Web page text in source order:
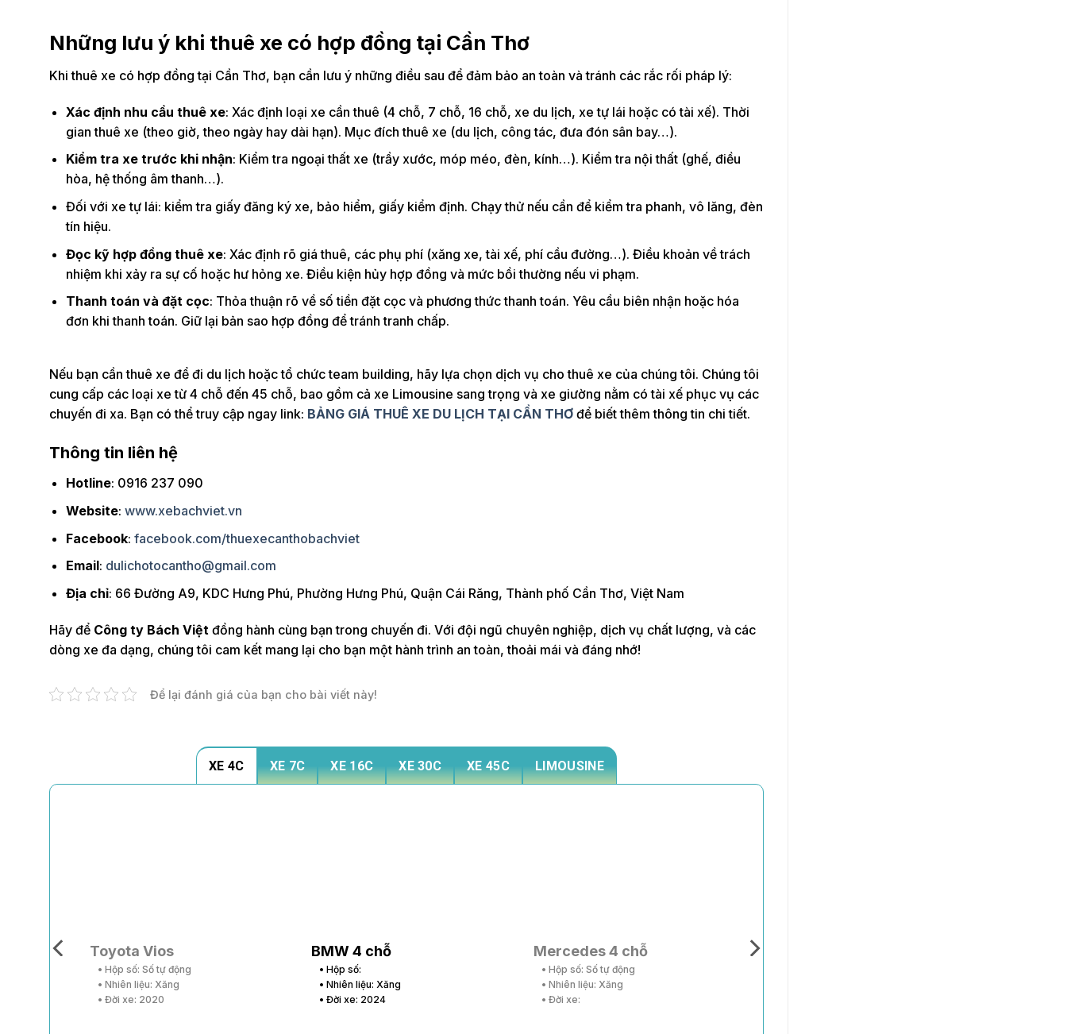
Những lưu ý khi thuê xe có hợp đồng tại Cần Thơ
Khi thuê xe có hợp đồng tại Cần Thơ, bạn cần lưu ý những điều sau để đảm bảo an toàn và tránh các rắc rối pháp lý:
Xác định nhu cầu thuê xe: Xác định loại xe cần thuê (4 chỗ, 7 chỗ, 16 chỗ, xe du lịch, xe tự lái hoặc có tài xế). Thời
gian thuê xe (theo giờ, theo ngày hay dài hạn). Mục đích thuê xe (du lịch, công tác, đưa đón sân bay…).
Kiểm tra xe trước khi nhận: Kiểm tra ngoại thất xe (trầy xước, móp méo, đèn, kính…). Kiểm tra nội thất (ghế, điều
hòa, hệ thống âm thanh…).
Đối với xe tự lái: kiểm tra giấy đăng ký xe, bảo hiểm, giấy kiểm định. Chạy thử nếu cần để kiểm tra phanh, vô lăng, đèn
tín hiệu.
Đọc kỹ hợp đồng thuê xe: Xác định rõ giá thuê, các phụ phí (xăng xe, tài xế, phí cầu đường…). Điều khoản về trách
nhiệm khi xảy ra sự cố hoặc hư hỏng xe. Điều kiện hủy hợp đồng và mức bồi thường nếu vi phạm.
Thanh toán và đặt cọc: Thỏa thuận rõ về số tiền đặt cọc và phương thức thanh toán. Yêu cầu biên nhận hoặc hóa
đơn khi thanh toán. Giữ lại bản sao hợp đồng để tránh tranh chấp.
Nếu bạn cần thuê xe để đi du lịch hoặc tổ chức team building, hãy lựa chọn dịch vụ cho thuê xe của chúng tôi. Chúng tôi
cung cấp các loại xe từ 4 chỗ đến 45 chỗ, bao gồm cả xe Limousine sang trọng và xe giường nằm có tài xế phục vụ các
chuyến đi xa. Bạn có thể truy cập ngay link: BẢNG GIÁ THUÊ XE DU LỊCH TẠI CẦN THƠ để biết thêm thông tin chi tiết.
Thông tin liên hệ
Hotline: 0916 237 090
Website: www.xebachviet.vn
Facebook: facebook.com/thuexecanthobachviet
Email: dulichotocantho@gmail.com
Địa chỉ: 66 Đường A9, KDC Hưng Phú, Phường Hưng Phú, Quận Cái Răng, Thành phố Cần Thơ, Việt Nam
Hãy để Công ty Bách Việt đồng hành cùng bạn trong chuyến đi. Với đội ngũ chuyên nghiệp, dịch vụ chất lượng, và các
dòng xe đa dạng, chúng tôi cam kết mang lại cho bạn một hành trình an toàn, thoải mái và đáng nhớ!
Để lại đánh giá của bạn cho bài viết này!
XE 4C XE 7C XE 16C XE 30C XE 45C LIMOUSINE
BMW 4 chỗ
• Hộp số:
• Nhiên liệu: Xăng
• Đời xe: 2024
Mercedes 4 chỗ
• Hộp số: Số tự động
• Nhiên liệu: Xăng
• Đời xe:
Toyota Vios
• Hộp số: Số tự động
• Nhiên liệu: Xăng
• Đời xe: 2020